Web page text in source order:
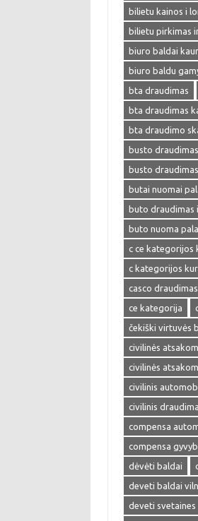
bilietu kainos i
bilietu pirkimas
biuro baldai
biuro baldu
bta draudimas
bta draudimas
bta draudimo
busto
busto
butai nuomai
buto draudimas
buto nuoma
c ce kategorijos
c kategorijos
casco draudimas
ce kategorija
čekiški virtuvės
civilinės
civilinės
civilinis
civilinis
compensa
compensa
dėvėti baldai
deveti baldai
deveti svetaines